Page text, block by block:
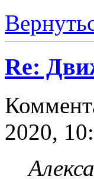
Re:
2020,